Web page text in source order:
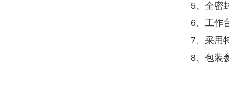
5、全密
6、工作
7、采用
8、包装